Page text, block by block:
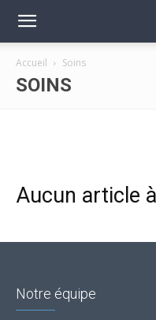
Accueil Soins
SOINS
Aucun article
Notre équipe